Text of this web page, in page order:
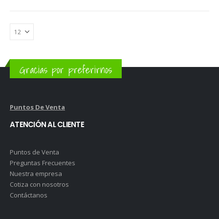
Gracias por preferirnos
Puntos De Venta
ATENCIÓN AL CLIENTE
Puntos de Venta
Preguntas Frecuentes
Nuestra empresa
Cotiza con nosotros
Contáctanos